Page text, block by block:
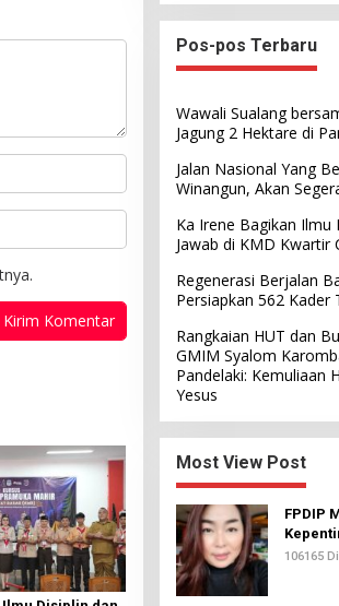
Pos-pos Terbaru
Wawali Sualang
Jagung 2 Hektare di
Jalan Nasional Yang
Winangun, Akan
Ka Irene Bagikan Ilmu
Jawab di KMD Kwartir
Regenerasi Berjalan
Persiapkan 562 Kader
Rangkaian HUT dan
GMIM Syalom
Pandelaki: Kemuliaan
Yesus
Most View Post
FPDIP
106165